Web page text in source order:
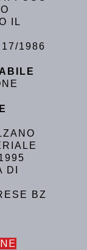
IL
1986
DI
BZ